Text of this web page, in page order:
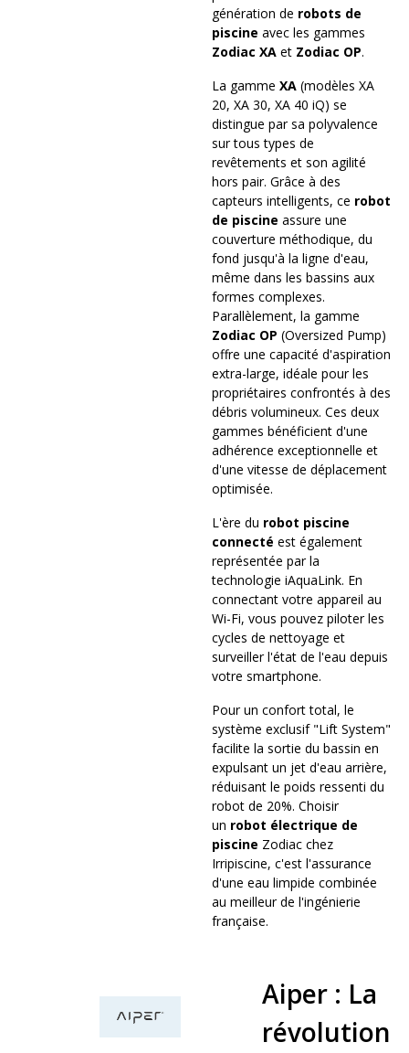
génération de robots de
piscine avec les gammes
Zodiac XA et Zodiac OP.
La gammeXA (modèles XA
20, XA 30, XA 40 iQ) se
distingue par sa polyvalence
sur tous types de
revêtements et son agilité
hors pair. Grâce à des
capteurs intelligents, ce robot
de piscine assure une
couverture méthodique, du
fond jusqu'à la ligne d'eau,
même dans les bassins aux
formes complexes.
Parallèlement, la gamme
Zodiac OP (Oversized Pump)
offre une capacité d'aspiration
extra-large, idéale pour les
propriétaires confrontés à des
débris volumineux. Ces deux
gammes bénéficient d'une
adhérence exceptionnelle et
d'une vitesse de déplacement
optimisée.
L'ère du robot piscine
connecté est également
représentée par la
technologie iAquaLink. En
connectant votre appareil au
Wi-Fi, vous pouvez piloter les
cycles de nettoyage et
surveiller l'état de l'eau depuis
votre smartphone.
Pour un confort total, le
système exclusif "Lift System"
facilite la sortie du bassin en
expulsant un jet d'eau arrière,
réduisant le poids ressenti du
robot de 20%. Choisir
un robot électrique de
piscine Zodiac chez
Irripiscine, c'est l'assurance
d'une eau limpide combinée
au meilleur de l'ingénierie
française.
Aiper : La
révolution